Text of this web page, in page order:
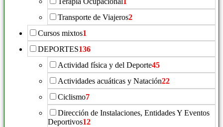
Transporte de Viajeros2
Cursos mixtos1
DEPORTES136
Actividad física y del Deporte45
Actividades acuáticas y Natación22
Ciclismo7
Dirección de Instalaciones, Entidades Y Eventos
Deportivos12